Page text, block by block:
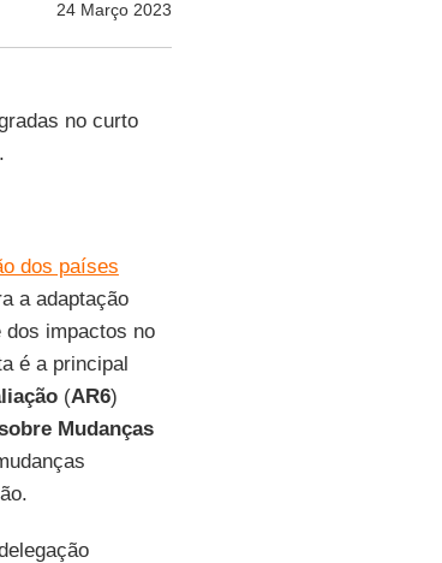
24 Março 2023
no curto
dos países
a adaptação
dos impactos no
é a principal
(AR6)
Mudanças